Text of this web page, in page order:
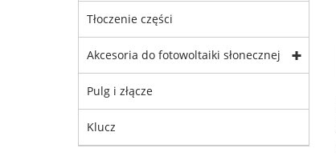
Tłoczenie części
Akcesoria do fotowoltaiki słonecznej
Pulg i złącze
Klucz